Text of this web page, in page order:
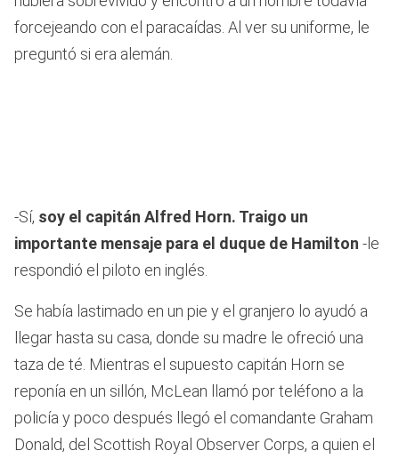
forcejeando con el paracaídas. Al ver su uniforme, le
preguntó si era alemán.
-Sí, soy el capitán Alfred Horn. Traigo un
importante mensaje para el duque de Hamilton -le
respondió el piloto en inglés.
Se había lastimado en un pie y el granjero lo ayudó a
llegar hasta su casa, donde su madre le ofreció una
taza de té. Mientras el supuesto capitán Horn se
reponía en un sillón, McLean llamó por teléfono a la
policía y poco después llegó el comandante Graham
Donald, del Scottish Royal Observer Corps, a quien el